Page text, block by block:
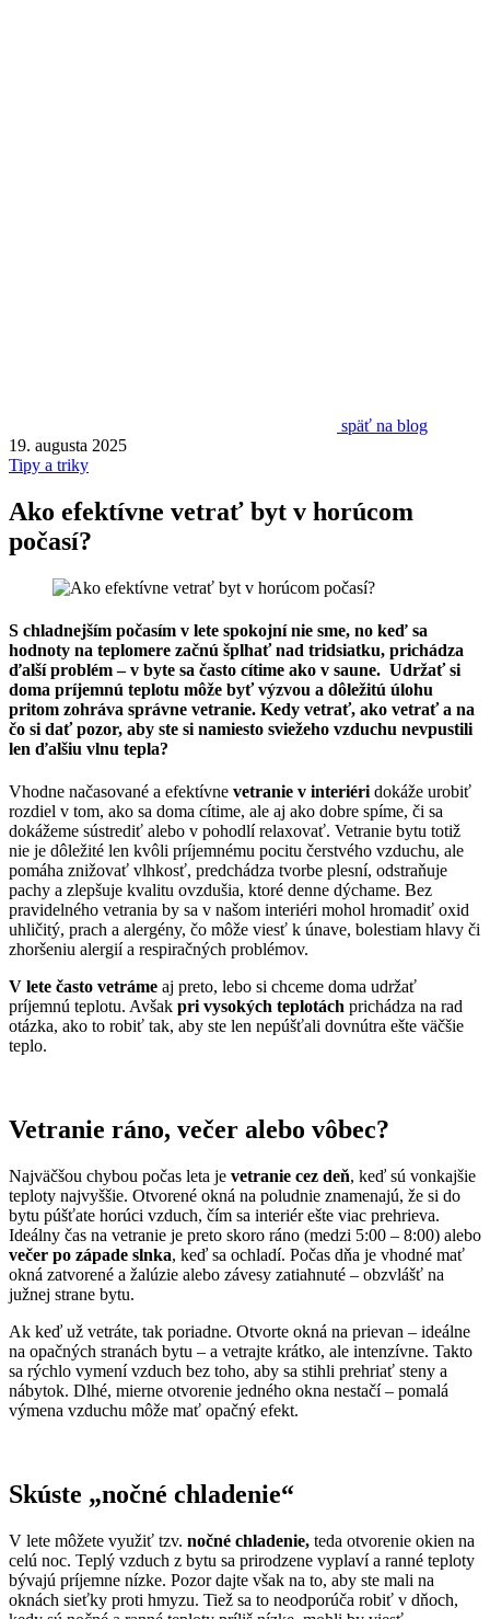
späť na blog
19. augusta 2025
Tipy a triky
Ako efektívne vetrať byt v horúcom
počasí?
S chladnejším počasím v lete spokojní nie sme, no keď sa
hodnoty na teplomere začnú šplhať nad tridsiatku, prichádza
ďalší problém – v byte sa často cítime ako v saune. Udržať si
doma príjemnú teplotu môže byť výzvou a dôležitú úlohu
pritom zohráva správne vetranie. Kedy vetrať, ako vetrať a na
čo si dať pozor, aby ste si namiesto sviežeho vzduchu nevpustili
len ďalšiu vlnu tepla?
Vhodne načasované a efektívne vetranie v interiéri dokáže urobiť
rozdiel v tom, ako sa doma cítime, ale aj ako dobre spíme, či sa
dokážeme sústrediť alebo v pohodlí relaxovať. Vetranie bytu totiž
nie je dôležité len kvôli príjemnému pocitu čerstvého vzduchu, ale
pomáha znižovať vlhkosť, predchádza tvorbe plesní, odstraňuje
pachy a zlepšuje kvalitu ovzdušia, ktoré denne dýchame. Bez
pravidelného vetrania by sa v našom interiéri mohol hromadiť oxid
uhličitý, prach a alergény, čo môže viesť k únave, bolestiam hlavy či
zhoršeniu alergií a respiračných problémov.
V lete často vetráme aj preto, lebo si chceme doma udržať
príjemnú teplotu. Avšak pri vysokých teplotách prichádza na rad
otázka, ako to robiť tak, aby ste len nepúšťali dovnútra ešte väčšie
teplo.
Vetranie ráno, večer alebo vôbec?
Najväčšou chybou počas leta je vetranie cez deň, keď sú vonkajšie
teploty najvyššie. Otvorené okná na poludnie znamenajú, že si do
bytu púšťate horúci vzduch, čím sa interiér ešte viac prehrieva.
Ideálny čas na vetranie je preto skoro ráno (medzi 5:00 – 8:00) alebo
večer po západe slnka, keď sa ochladí. Počas dňa je vhodné mať
okná zatvorené a žalúzie alebo závesy zatiahnuté – obzvlášť na
južnej strane bytu.
Ak keď už vetráte, tak poriadne. Otvorte okná na prievan – ideálne
na opačných stranách bytu – a vetrajte krátko, ale intenzívne. Takto
sa rýchlo vymení vzduch bez toho, aby sa stihli prehriať steny a
nábytok. Dlhé, mierne otvorenie jedného okna nestačí – pomalá
výmena vzduchu môže mať opačný efekt.
Skúste „nočné chladenie“
V lete môžete využiť tzv. nočné chladenie, teda otvorenie okien na
celú noc. Teplý vzduch z bytu sa prirodzene vyplaví a ranné teploty
bývajú príjemne nízke. Pozor dajte však na to, aby ste mali na
oknách sieťky proti hmyzu. Tiež sa to neodporúča robiť v dňoch,